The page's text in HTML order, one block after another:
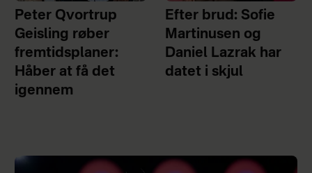
Peter Qvortrup
Geisling røber
fremtidsplaner:
Håber at få det
igennem
Efter brud: Sofie
Martinusen og
Daniel Lazrak har
datet i skjul